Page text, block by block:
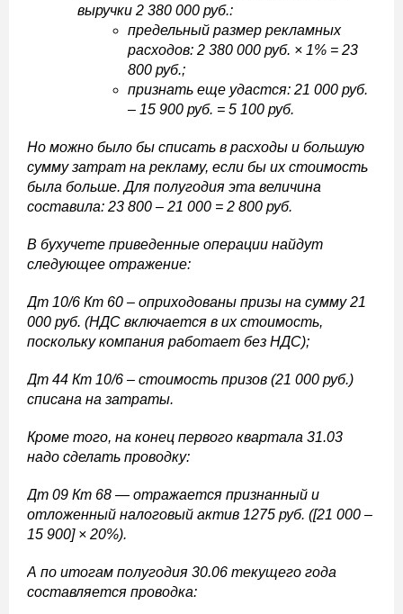
выручки 2 380 000 руб.:
предельный размер рекламных
расходов: 2 380 000 руб. × 1% = 23
800 руб.;
признать еще удастся: 21 000 руб.
– 15 900 руб. = 5 100 руб.
Но можно было бы списать в расходы и большую
сумму затрат на рекламу, если бы их стоимость
была больше. Для полугодия эта величина
составила: 23 800 – 21 000 = 2 800 руб.
В бухучете приведенные операции найдут
следующее отражение:
Дт 10/6 Кт 60 – оприходованы призы на сумму 21
000 руб. (НДС включается в их стоимость,
поскольку компания работает без НДС);
Дт 44 Кт 10/6 – стоимость призов (21 000 руб.)
списана на затраты.
Кроме того, на конец первого квартала 31.03
надо сделать проводку:
Дт 09 Кт 68 — отражается признанный и
отложенный налоговый актив 1275 руб. ([21 000 –
15 900] × 20%).
А по итогам полугодия 30.06 текущего года
составляется проводка: